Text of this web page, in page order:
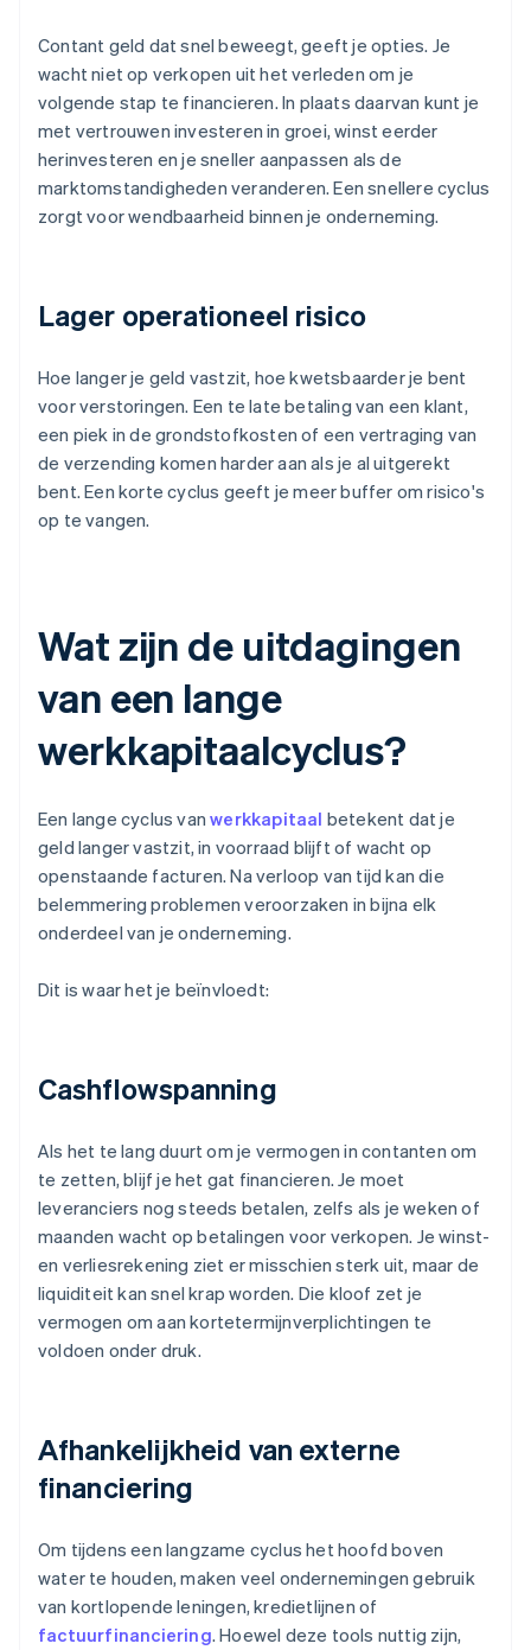
Contant geld dat snel beweegt, geeft je opties. Je
wacht niet op verkopen uit het verleden om je
volgende stap te financieren. In plaats daarvan kunt je
met vertrouwen investeren in groei, winst eerder
herinvesteren en je sneller aanpassen als de
marktomstandigheden veranderen. Een snellere cyclus
zorgt voor wendbaarheid binnen je onderneming.
Lager operationeel risico
Hoe langer je geld vastzit, hoe kwetsbaarder je bent
voor verstoringen. Een te late betaling van een klant,
een piek in de grondstofkosten of een vertraging van
de verzending komen harder aan als je al uitgerekt
bent. Een korte cyclus geeft je meer buffer om risico's
op te vangen.
Wat zijn de uitdagingen
van een lange
werkkapitaalcyclus?
Een lange cyclus vanwerkkapitaal betekent dat je
geld langer vastzit, in voorraad blijft of wacht op
openstaande facturen. Na verloop van tijd kan die
belemmering problemen veroorzaken in bijna elk
onderdeel van je onderneming.
Dit is waar het je beïnvloedt:
Cashflowspanning
Als het te lang duurt om je vermogen in contanten om
te zetten, blijf je het gat financieren. Je moet
leveranciers nog steeds betalen, zelfs als je weken of
maanden wacht op betalingen voor verkopen. Je winst-
en verliesrekening ziet er misschien sterk uit, maar de
liquiditeit kan snel krap worden. Die kloof zet je
vermogen om aan kortetermijnverplichtingen te
voldoen onder druk.
Afhankelijkheid van externe
financiering
Om tijdens een langzame cyclus het hoofd boven
water te houden, maken veel ondernemingen gebruik
van kortlopende leningen, kredietlijnen of
factuurfinanciering. Hoewel deze tools nuttig zijn,